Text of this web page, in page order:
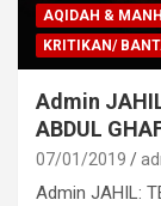
AQIDAH &
KRITIKAN/
Admin
ABDUL
07/01/2019
Admin JAHIL: